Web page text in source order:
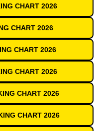
CHART 2026
CHART 2026
CHART 2026
CHART 2026
CHART 2026
CHART 2026